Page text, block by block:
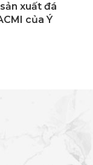
xuất đá
của Ý